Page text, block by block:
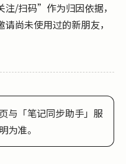
注/扫码”作为归因依据，
请尚未使用过的新朋友，
与「笔记同步助手」服
为准。